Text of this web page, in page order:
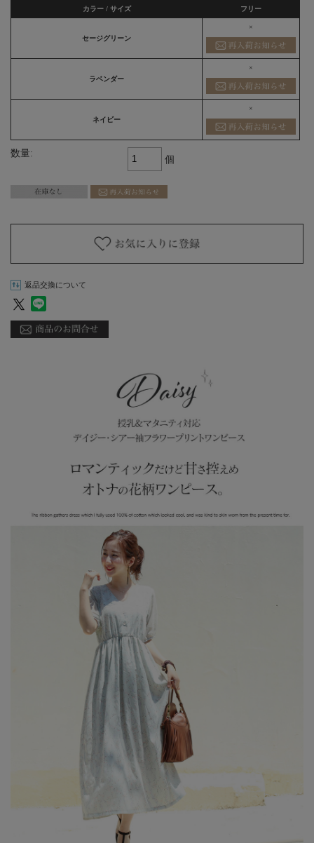
カラー / サイズ フリー
セージグリーン
×
ラベンダー
×
ネイビー
×
数量:
個
返品交換について